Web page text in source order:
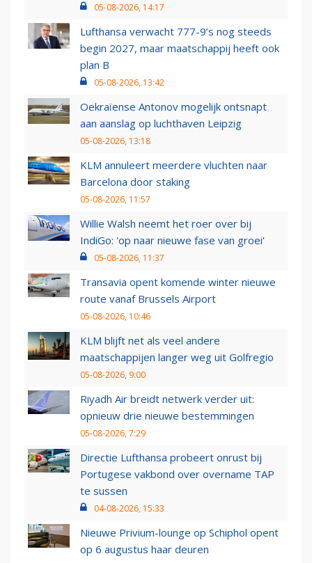
05-08-2026, 14:17
Lufthansa verwacht 777-9’s nog steeds
begin 2027, maar maatschappij heeft ook
plan B
05-08-2026, 13:42
Oekraïense Antonov mogelijk ontsnapt
aan aanslag op luchthaven Leipzig
05-08-2026, 13:18
KLM annuleert meerdere vluchten naar
Barcelona door staking
05-08-2026, 11:57
Willie Walsh neemt het roer over bij
IndiGo: 'op naar nieuwe fase van groei'
05-08-2026, 11:37
Transavia opent komende winter nieuwe
route vanaf Brussels Airport
05-08-2026, 10:46
KLM blijft net als veel andere
maatschappijen langer weg uit Golfregio
05-08-2026, 9:00
Riyadh Air breidt netwerk verder uit:
opnieuw drie nieuwe bestemmingen
05-08-2026, 7:29
Directie Lufthansa probeert onrust bij
Portugese vakbond over overname TAP
te sussen
04-08-2026, 15:33
Nieuwe Privium-lounge op Schiphol opent
op 6 augustus haar deuren